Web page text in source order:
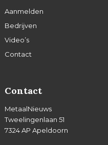
Aanmelden
Bedrijven
Video’s
Contact
Contact
MetaalNieuws
Tweelingenlaan 51
7324 AP Apeldoorn